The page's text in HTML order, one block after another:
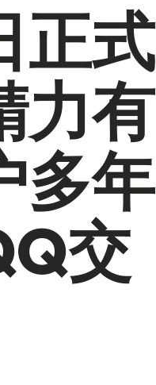
正式
力有
多年
交